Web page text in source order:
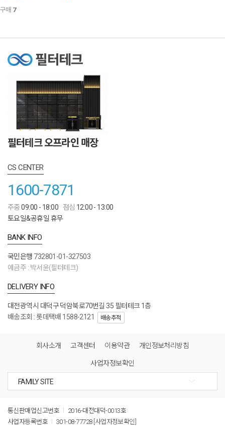
구매 7
필터테크 오프라인 매장
CS CENTER
1600-7871
주중09:00 - 18:00 점심 12:00 - 13:00
토요일&공휴일 휴무
BANK INFO
국민은행 732801-01-327503
예금주 : 박서윤(필터테크)
DELIVERY INFO
대전광역시 대덕구 덕암북로70번길 35 필터테크 1층
배송조회 : 롯데택배 1588-2121
배송추적
회사소개 고객센터 이용약관 개인정보처리방침
사업자정보확인
통신판매업신고번호
2016-대전대덕-0013호
사업자등록번호
301-08-77728 [사업자정보확인]